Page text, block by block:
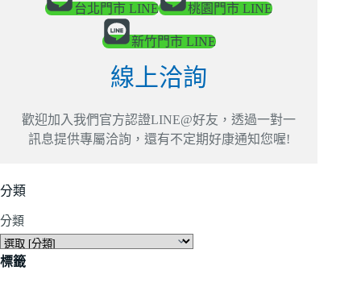
台北門市 LINE 桃園門市 LINE
新竹門市 LINE
線上洽詢
歡迎加入我們官方認證LINE@好友，透過一對一
訊息提供專屬洽詢，還有不定期好康通知您喔!
分類
分類
標籤